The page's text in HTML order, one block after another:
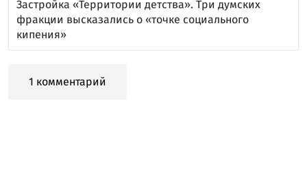
Застройка «Территории детства». Три думских
фракции высказались о «точке социального
кипения»
1 комментарий